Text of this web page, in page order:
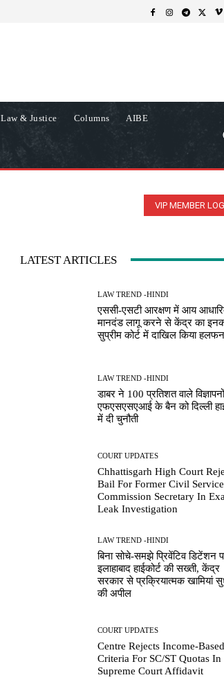
Law & Justice Columns AIBE
VIP MEMBER
LATEST ARTICLES
LAW TREND -HINDI
एससी-एसटी आरक्षण में आय
मानदंड लागू करने से केंद्र का
सुप्रीम कोर्ट में दाखिल किया
LAW TREND -HINDI
डाबर ने 100 प्रतिशत वाले
एफएसएसएआई के बैन को दिल्ली
में दी चुनौती
COURT UPDATES
Chhattisgarh High Court
Bail For Former Civil
Commission Secretary In
Leak Investigation
LAW TREND -HINDI
बिना सोचे-समझे प्रिवेंटिव डिटेंशन
इलाहाबाद हाईकोर्ट की सख्ती, केंद्र
सरकार से प्रक्रियात्मक खामियां
की अपील
COURT UPDATES
Centre Rejects Income-Based
Criteria For SC/ST Quotas In
Supreme Court Affidavit